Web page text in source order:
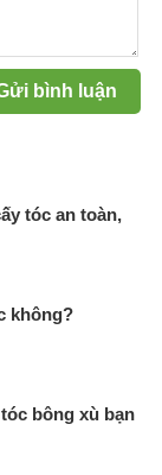
tóc an toàn,
không?
bông xù bạn